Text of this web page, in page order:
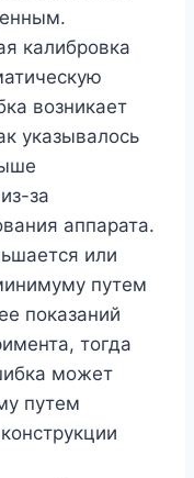
калибровка
возникает
указывалось
за
аппарата.
или
путем
показаний
тогда
может
путем